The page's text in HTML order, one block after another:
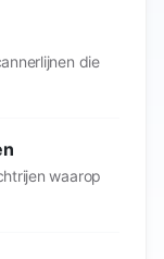
die
waarop